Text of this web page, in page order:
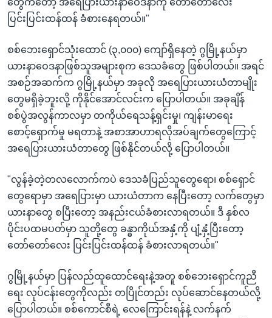
ပြင်းပြင်းထန်ထန် ခံစားနေရတယ်။"
စစ်ဘေးရှောင်သုံးထောင် (၃,၀၀၀) ကျော်ရှိနေတဲ့ ဂွမြို့နယ်မှာ
ယားနာဝေဒနာဖြစ်သူအများစုက ဒေသခံတွေ ဖြစ်ပါတယ်။ အရင်
အစဉ်အဆက်က ဂွမြို့နယ်မှာ အခုလို အရေပြားယားယံတာမျိုး
တွေမရှိခဲ့ဘူးလို့ ကိုနိုင်အောင်လင်းက ပြောပါတယ်။ အခုချိန်
စစ်ပွဲအလွန်ကာလမှာ တကိုယ်ရေသန့်ရှင်းမှု၊ ကျန်းမာရေး
စောင့်ရှောက်မှု မရတာနဲ့ အစာအာဟာရလိုအပ်ချက်တွေကြောင့်
အရေပြားယားယံတာတွေ ဖြစ်နိုင်တယ်လို့ ပြောပါတယ်။
"လွန်ခဲ့တဲ့တလလောက်ကပဲ ဒေသခံပြည်သူတွေရော၊ စစ်ရှောင်
တွေရောမှာ အရေပြားမှာ ယားယံတာက နေပြီးတော့ လက်တွေမှာ
ယားနာတွေ စပြီးတော့ အနည်းငယ်ခံစားလာရတယ်။ ဒီ နှစ်လ
ပိုင်းပထမပတ်မှာ သူတို့တွေ ခန္ဓာကိုယ်အနှံ့ကို ပျံ့နှံ့ပြီးတော့
တော်တော်လေး ပြင်းပြင်းထန်ထန် ခံစားလာရတယ်။"
ဂွမြို့နယ်မှာ ပြန်လည်ထူထောင်ရေးနဲ့အတူ စစ်ဘေးရှောင်ကူညီ
ရေး လုပ်ငန်းတွေကိုလည်း တပြိုင်တည်း လုပ်ဆောင်နေတယ်လို့
ပြောပါတယ်။ စစ်ကောင်စီရဲ့ လေကြောင်းရန်နဲ့ လက်နက်